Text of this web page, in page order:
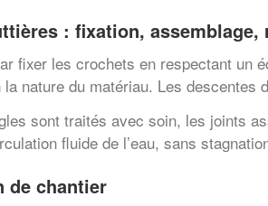
: fixation, assemblage,
fixer les crochets en respectant
la nature du matériau. Les
sont traités avec soin, les joints
fluide de l’eau, sans
de chantier